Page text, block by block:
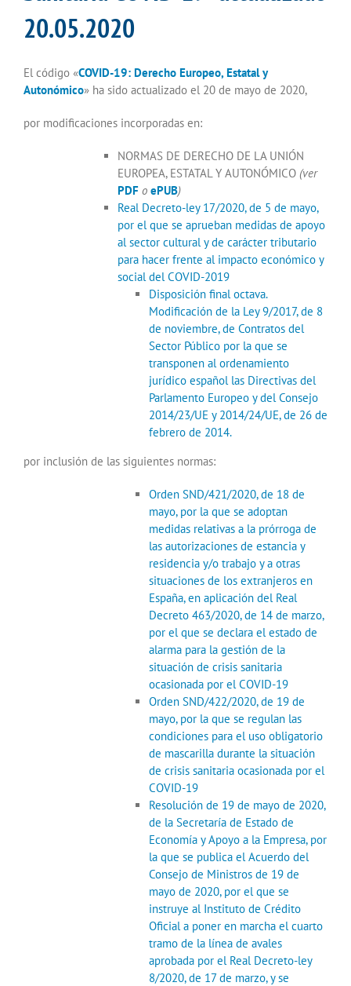
20.05.2020
El código «COVID-19: Derecho Europeo, Estatal y
Autonómico» ha sido actualizado el 20 de mayo de 2020,
por modificaciones incorporadas en:
NORMAS DE DERECHO DE LA UNIÓN
EUROPEA, ESTATAL Y AUTONÓMICO (ver
PDF o ePUB)
Real Decreto-ley 17/2020, de 5 de mayo,
por el que se aprueban medidas de apoyo
al sector cultural y de carácter tributario
para hacer frente al impacto económico y
social del COVID-2019
Disposición final octava.
Modificación de la Ley 9/2017, de 8
de noviembre, de Contratos del
Sector Público por la que se
transponen al ordenamiento
jurídico español las Directivas del
Parlamento Europeo y del Consejo
2014/23/UE y 2014/24/UE, de 26 de
febrero de 2014.
por inclusión de las siguientes normas:
Orden SND/421/2020, de 18 de
mayo, por la que se adoptan
medidas relativas a la prórroga de
las autorizaciones de estancia y
residencia y/o trabajo y a otras
situaciones de los extranjeros en
España, en aplicación del Real
Decreto 463/2020, de 14 de marzo,
por el que se declara el estado de
alarma para la gestión de la
situación de crisis sanitaria
ocasionada por el COVID-19
Orden SND/422/2020, de 19 de
mayo, por la que se regulan las
condiciones para el uso obligatorio
de mascarilla durante la situación
de crisis sanitaria ocasionada por el
COVID-19
Resolución de 19 de mayo de 2020,
de la Secretaría de Estado de
Economía y Apoyo a la Empresa, por
la que se publica el Acuerdo del
Consejo de Ministros de 19 de
mayo de 2020, por el que se
instruye al Instituto de Crédito
Oficial a poner en marcha el cuarto
tramo de la línea de avales
aprobada por el Real Decreto-ley
8/2020, de 17 de marzo, y se